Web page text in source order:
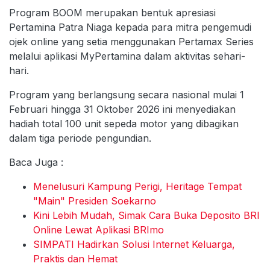
Program BOOM merupakan bentuk apresiasi
Pertamina Patra Niaga kepada para mitra pengemudi
ojek online yang setia menggunakan Pertamax Series
melalui aplikasi MyPertamina dalam aktivitas sehari-
hari.
Program yang berlangsung secara nasional mulai 1
Februari hingga 31 Oktober 2026 ini menyediakan
hadiah total 100 unit sepeda motor yang dibagikan
dalam tiga periode pengundian.
Baca Juga :
Menelusuri Kampung Perigi, Heritage Tempat
"Main" Presiden Soekarno
Kini Lebih Mudah, Simak Cara Buka Deposito BRI
Online Lewat Aplikasi BRImo
SIMPATI Hadirkan Solusi Internet Keluarga,
Praktis dan Hemat